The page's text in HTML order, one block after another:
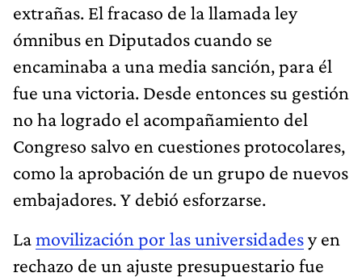
extrañas. El fracaso de la llamada ley
ómnibus en Diputados cuando se
encaminaba a una media sanción, para él
fue una victoria. Desde entonces su gestión
no ha logrado el acompañamiento del
Congreso salvo en cuestiones protocolares,
como la aprobación de un grupo de nuevos
embajadores. Y debió esforzarse.
Lamovilización por las universidadesy en
rechazo de un ajuste presupuestario fue